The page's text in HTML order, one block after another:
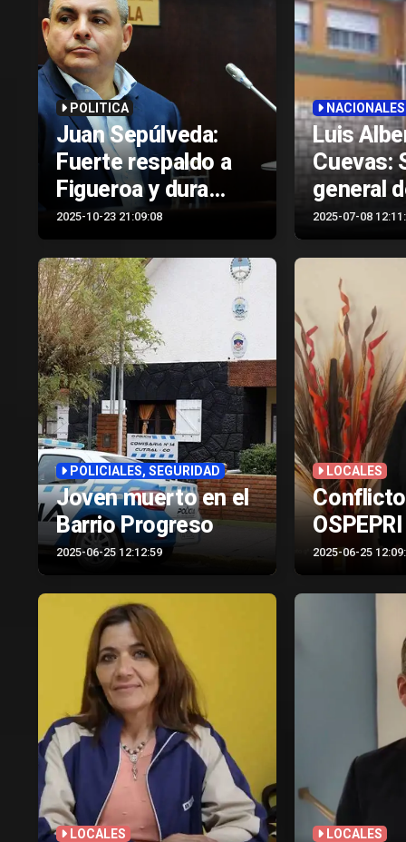
POLITICA
Juan Sepúlveda:
Fuerte respaldo a
Figueroa y dura
crítica al municipio
por no invitarlo al
aniversario de
Cutral Co
2025-10-23 21:09:08
NACIONALES
Luis
Cuevas:
general
Sindicato
2025-07-08
POLICIALES, SEGURIDAD
Joven muerto en el
Barrio Progreso
2025-06-25 12:12:59
LOCALES
Conflicto
OSPEPRI
2025-06-25
LOCALES LOCALES